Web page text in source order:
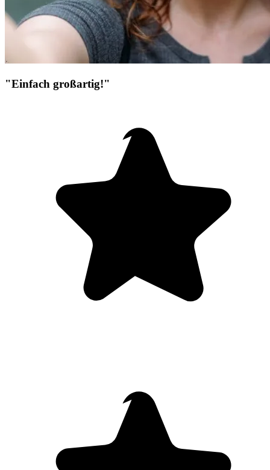
"Einfach großartig!"